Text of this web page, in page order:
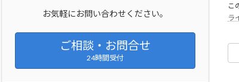
お気軽にお問い合わせください。
ご相談・お問合せ
24時間受付
こ
ラ